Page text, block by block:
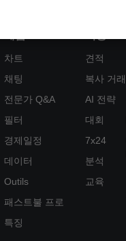
차트
채팅
전문가 Q&A
필터
경제일정
데이터
Outils
패스트불 프로
특징
견적
복사 거래
AI 전략
대회
7x24
분석
교육